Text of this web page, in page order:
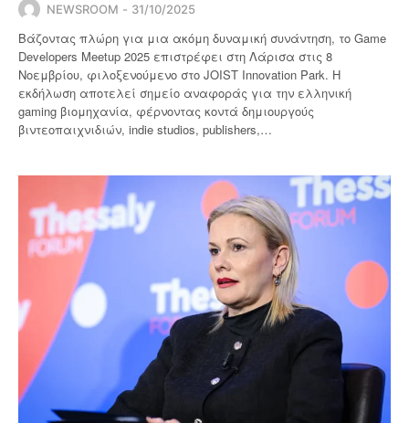
NEWSROOM 31/10/2025
Βάζοντας πλώρη για μια ακόμη δυναμική συνάντηση, το Game
Developers Meetup 2025 επιστρέφει στη Λάρισα στις 8
Νοεμβρίου, φιλοξενούμενο στο JOIST Innovation Park. Η
εκδήλωση αποτελεί σημείο αναφοράς για την ελληνική
gaming βιομηχανία, φέρνοντας κοντά δημιουργούς
βιντεοπαιχνιδιών, indie studios, publishers,…